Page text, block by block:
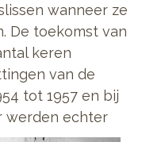
wanneer ze
De toekomst van
keren
van de
tot 1957 en bij
werden echter